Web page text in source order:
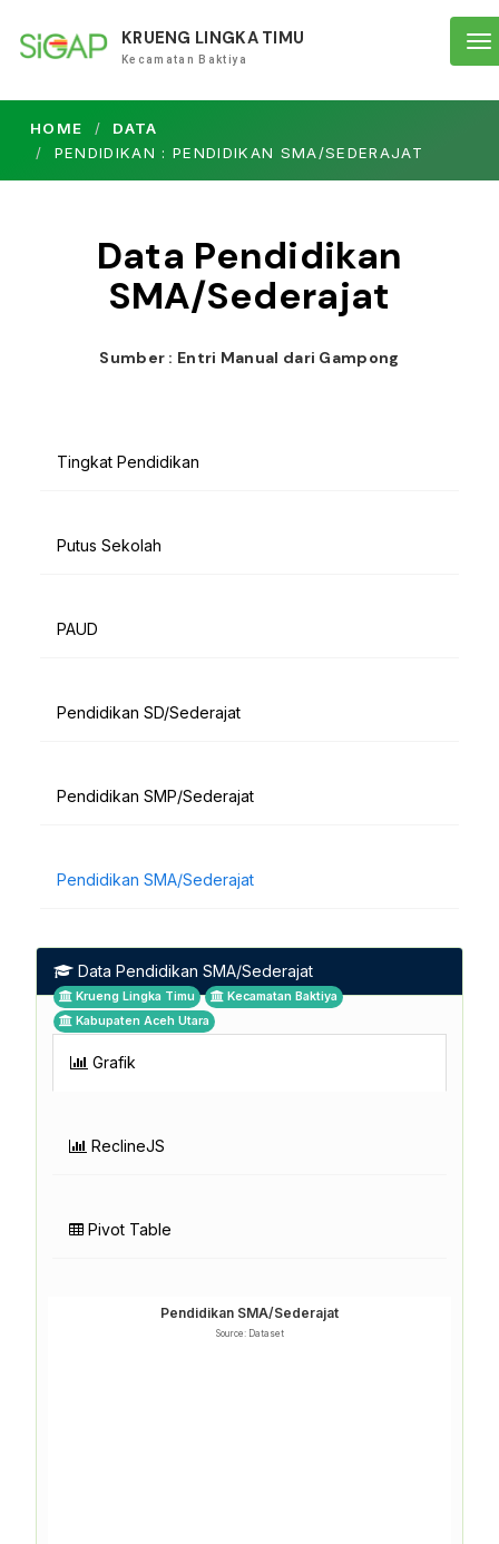
KRUENG LINGKA TIMU
Kecamatan Baktiya
HOME
DATA
PENDIDIKAN : PENDIDIKAN SMA/SEDERAJAT
Data Pendidikan
SMA/Sederajat
Sumber : Entri Manual dari Gampong
Tingkat Pendidikan
Putus Sekolah
PAUD
Pendidikan SD/Sederajat
Pendidikan SMP/Sederajat
Pendidikan SMA/Sederajat
Data Pendidikan SMA/Sederajat
Krueng Lingka Timu
Kecamatan Baktiya
Kabupaten Aceh Utara
Grafik
ReclineJS
Pivot Table
Pendidikan SMA/Sederajat
Source: Dataset